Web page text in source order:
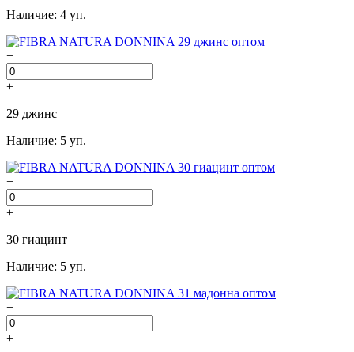
Наличие: 4 уп.
−
+
29 джинс
Наличие: 5 уп.
−
+
30 гиацинт
Наличие: 5 уп.
−
+